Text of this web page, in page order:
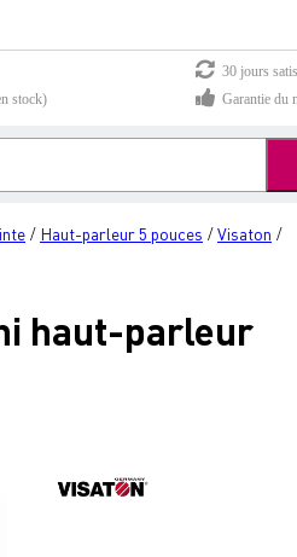
30 jours
stock)
Garantie du
/ Haut-parleur 5 pouces /Visaton /
haut-parleur